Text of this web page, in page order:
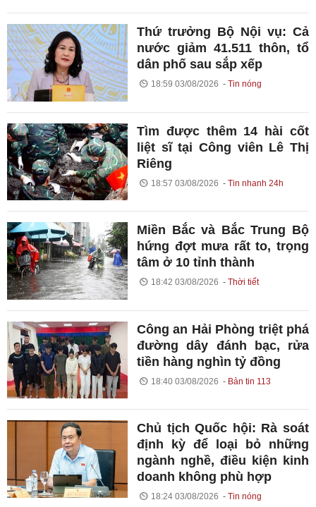
Thứ trưởng Bộ Nội vụ: Cả
nước giảm 41.511 thôn, tổ
dân phố sau sắp xếp
18:59 03/08/2026 Tin nóng
Tìm được thêm 14 hài cốt
liệt sĩ tại Công viên Lê Thị
Riêng
18:57 03/08/2026 Tin nhanh 24h
Miền Bắc và Bắc Trung Bộ
hứng đợt mưa rất to, trọng
tâm ở 10 tỉnh thành
18:42 03/08/2026 Thời tiết
Công an Hải Phòng triệt phá
đường dây đánh bạc, rửa
tiền hàng nghìn tỷ đồng
18:40 03/08/2026 Bản tin 113
Chủ tịch Quốc hội: Rà soát
định kỳ để loại bỏ những
ngành nghề, điều kiện kinh
doanh không phù hợp
18:24 03/08/2026 Tin nóng